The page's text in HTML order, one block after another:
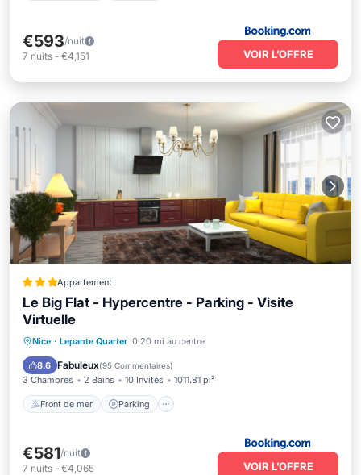
€593/nuit
7 nuits - €4,151 VOIR L’OFFRE
Appartement
Le Big Flat - Hypercentre - Parking - Visite
Virtuelle
Nice · Lepante Quarter 0.20 mi au centre
8.6 Fabuleux(95 Commentaires)
3 Chambres 2 Bains 10 Invités 1011.81 pi²
Front de mer Parking
Front de mer
Parking
Vue sur l’océan
€581/nuit
7 nuits - €4,065 VOIR L’OFFRE